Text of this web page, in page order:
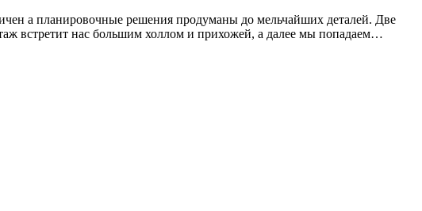
а планировочные решения продуманы до мельчайших деталей. Две
встретит нас большим холлом и прихожей, а далее мы попадаем…